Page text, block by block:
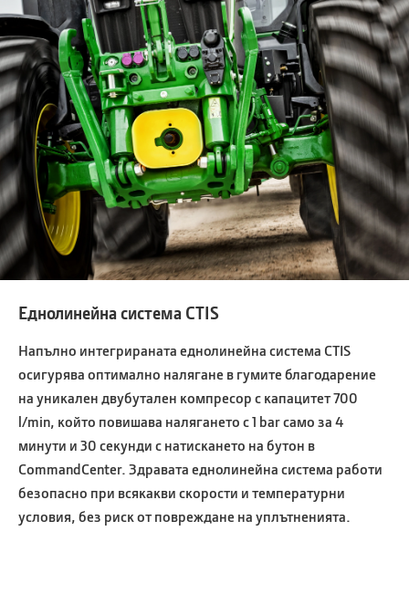
Еднолинейна система CTIS
Напълно интегрираната еднолинейна система CTIS
осигурява оптимално налягане в гумите благодарение
на уникален двубутален компресор с капацитет 700
l/min, който повишава налягането с 1 bar само за 4
минути и 30 секунди с натискането на бутон в
CommandCenter. Здравата еднолинейна система работи
безопасно при всякакви скорости и температурни
условия, без риск от повреждане на уплътненията.